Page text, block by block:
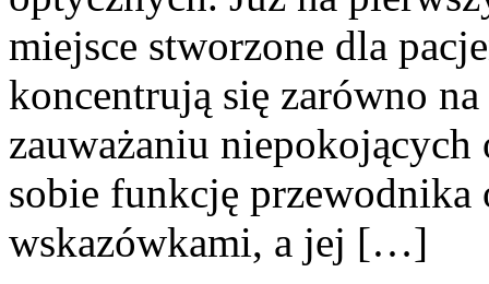
miejsce stworzone dla
koncentrują się zarówno
zauważaniu
sobie funkcję
wskazówkami, a jej […]